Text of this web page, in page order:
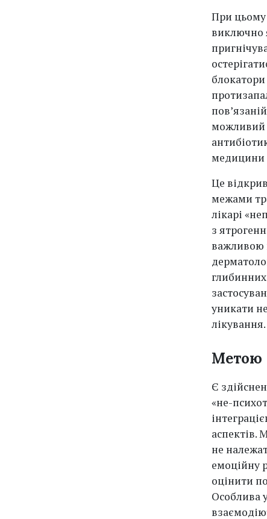
При цьому
виключно
можливий
медицини
Це
межами
лікарі
з
важливою
уникати
лікування.
Метою
Є
«не-
аспектів.
не
емоційну
оцінити
Особлива